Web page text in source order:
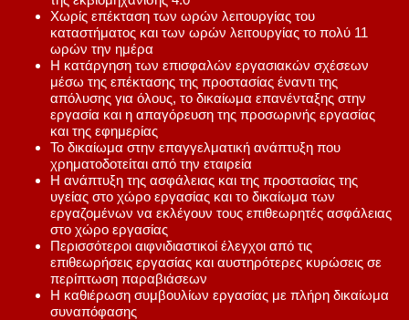
Χωρίς επέκταση των ωρών λειτουργίας του
καταστήματος και των ωρών λειτουργίας το πολύ 11
ωρών την ημέρα
Η κατάργηση των επισφαλών εργασιακών σχέσεων
μέσω της επέκτασης της προστασίας έναντι της
απόλυσης για όλους, το δικαίωμα επανένταξης στην
εργασία και η απαγόρευση της προσωρινής εργασίας
και της εφημερίας
Το δικαίωμα στην επαγγελματική ανάπτυξη που
χρηματοδοτείται από την εταιρεία
Η ανάπτυξη της ασφάλειας και της προστασίας της
υγείας στο χώρο εργασίας και το δικαίωμα των
εργαζομένων να εκλέγουν τους επιθεωρητές ασφάλειας
στο χώρο εργασίας
Περισσότεροι αιφνιδιαστικοί έλεγχοι από τις
επιθεωρήσεις εργασίας και αυστηρότερες κυρώσεις σε
περίπτωση παραβιάσεων
Η καθιέρωση συμβουλίων εργασίας με πλήρη δικαίωμα
συναπόφασης